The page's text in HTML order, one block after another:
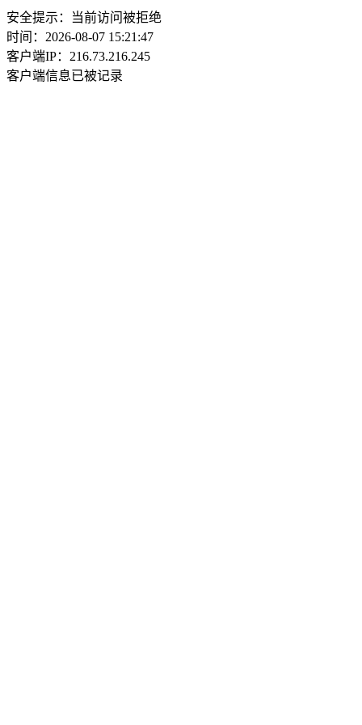
安全提示：当前访问被拒绝
时间：2026-08-07 15:21:47
客户端IP：216.73.216.245
客户端信息已被记录